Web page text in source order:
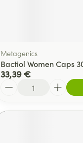
Metagenics
Bactiol Women Caps
33,39 €